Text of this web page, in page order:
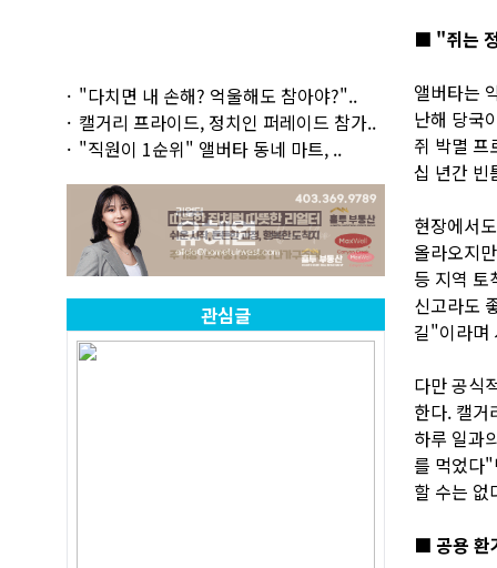
"다치면 내 손해? 억울해도 참아야?"..
캘거리 프라이드, 정치인 퍼레이드 참가..
"직원이 1순위" 앨버타 동네 마트, ..
관심글
■ "쥐는
앨버타는
난해 당국
쥐 박멸 프
십 년간 빈
현장에서
올라오지
등 지역 토
신고라도
길"이라며
다만 공식
한다. 캘거
하루 일과
를 먹었다
할 수는 없
■ 공용 환